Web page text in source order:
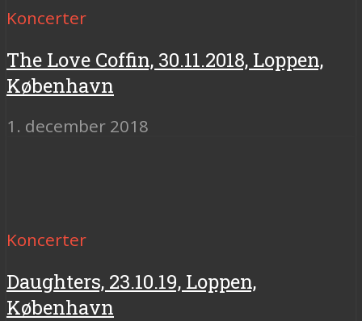
Koncerter
The Love Coffin, 30.11.2018, Loppen,
København
1. december 2018
Koncerter
Daughters, 23.10.19, Loppen,
København